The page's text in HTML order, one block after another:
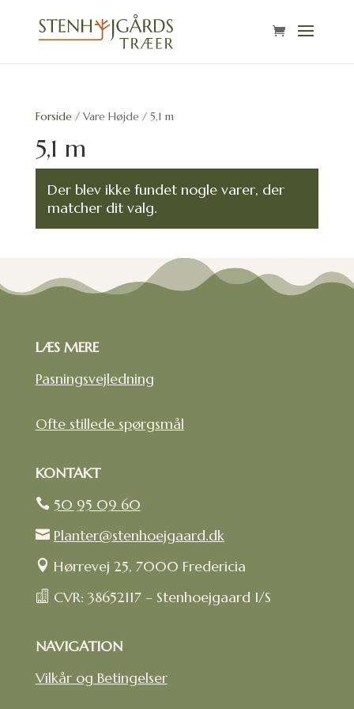
Forside/ Vare Højde / 5,1 m
5,1 m
Der blev ikke fundet nogle varer, der
matcher dit valg.
LÆS MERE
Pasningsvejledning
Ofte stillede spørgsmål
KONTAKT
 50 95 09 60
 Planter@stenhoejgaard.dk
 Hørrevej 25, 7000 Fredericia
 CVR: 38652117 – Stenhoejgaard I/S
NAVIGATION
Vilkår og Betingelser